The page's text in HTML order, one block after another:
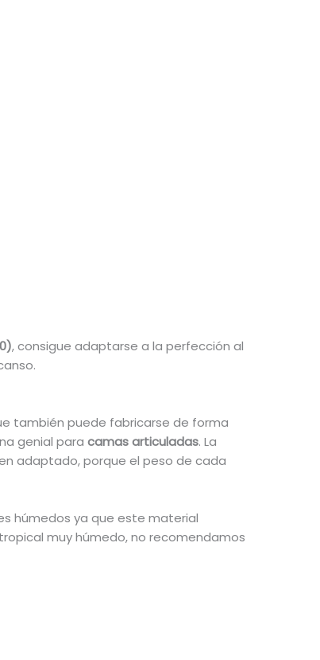
, consigue adaptarse a la perfección al
también puede fabricarse de forma
genial para camas articuladas. La
adaptado, porque el peso de cada
húmedos ya que este material
muy húmedo, no recomendamos